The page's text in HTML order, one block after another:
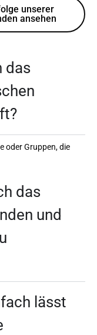
unserer
ansehen
das
oder Gruppen, die
das
und
lässt